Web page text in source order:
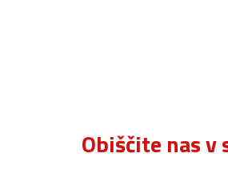
Obiščite nas